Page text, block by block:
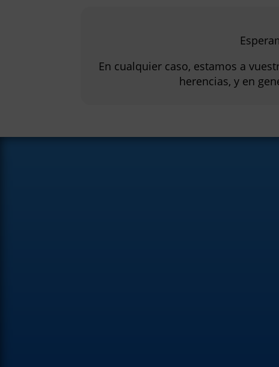
En cualquier caso, estamos a
herencias, y en